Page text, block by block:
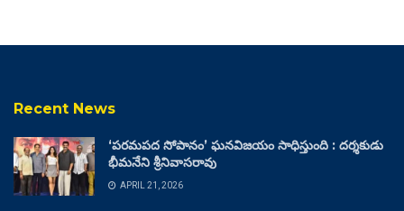
Recent News
‘పరమపద సోపానం’ ఘనవిజయం సాధిస్తుంది : దర్శకుడు
భీమనేని శ్రీనివాసరావు
APRIL 21, 2026